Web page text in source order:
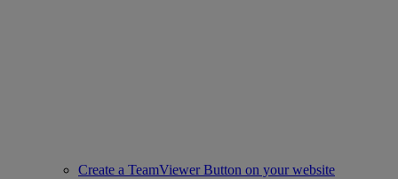
Create a TeamViewer Button on your website